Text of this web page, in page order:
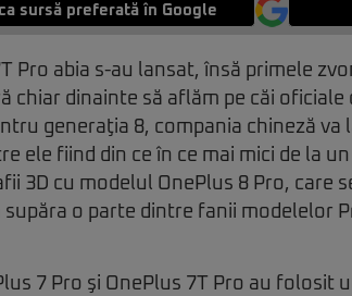
sursă preferată în Google
Pro abia s-au lansat, însă primele
chiar dinainte să aflăm pe căi
generaţia 8, compania chineză
ele fiind din ce în ce mai mici de la
3D cu modelul OnePlus 8 Pro, care
supăra o parte dintre fanii modelelor
7 Pro şi OnePlus 7T Pro au folosit